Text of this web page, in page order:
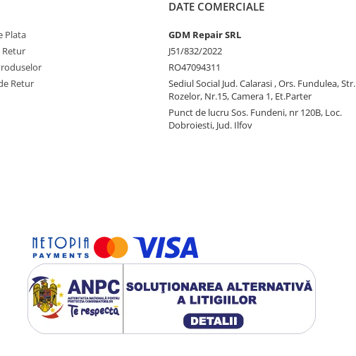
stația de service.
Plata
Retur
Retur
DATE COMERCIALE
GDM Repair SRL
J51/832/2022
RO47094311
Sediul Social Jud. Calarasi , Ors. Fundulea, Str.
Rozelor, Nr.15, Camera 1, Et.Parter
Punct de lucru Sos. Fundeni, nr 120B, Loc.
Dobroiesti, Jud. Ilfov